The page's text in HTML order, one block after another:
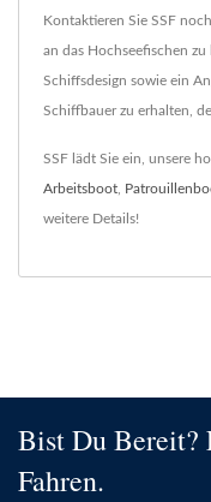
Kontaktieren Sie SSF
an das Hochseefischen
Schiffsdesign sowie ein
Schiffbauer zu erhalten,
SSF lädt Sie ein, unsere
Arbeitsboot
weitere Details!
Bist Du Bereit?
Fahren.